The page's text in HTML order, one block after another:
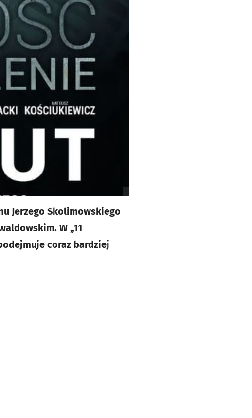
Jerzego Skolimowskiego
W „11
coraz bardziej